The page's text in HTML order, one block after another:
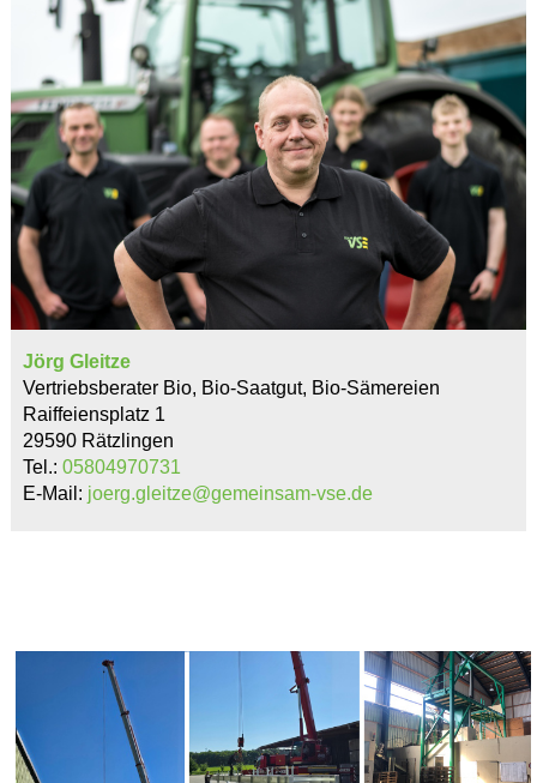
Jörg Gleitze
Vertriebsberater Bio, Bio-Saatgut, Bio-Sämereien
Raiffeiensplatz 1
29590 Rätzlingen
Tel.: 05804970731
E-Mail: joerg.gleitze@gemeinsam-vse.de